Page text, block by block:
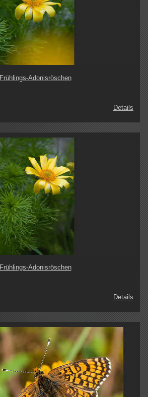
Frühlings-Adonisröschen
Details
Frühlings-Adonisröschen
Details